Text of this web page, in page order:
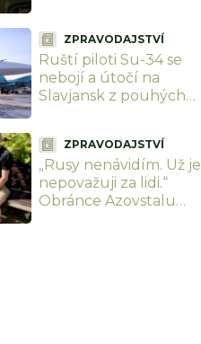
nemá odpověď
ZPRAVODAJSTVÍ
Ruští piloti Su-34 se
nebojí a útočí na
Slavjansk z pouhých
sestřelitZPRAVODAJSTVÍ
„Rusy nenávidím. Už je
nepovažuji za lidi.“
Obránce Azovstalu